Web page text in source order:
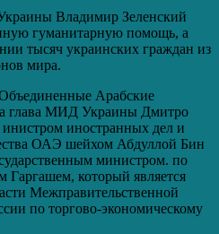
Владимир Зеленский
гуманитарную помощь, а
тысяч украинских граждан из
мира.
Арабские
глава МИД Украины Дмитро
иностранных дел и
ОАЭ шейхом Абдуллой Бин
министром. по
который является
Межправительственной
по торгово-экономическому